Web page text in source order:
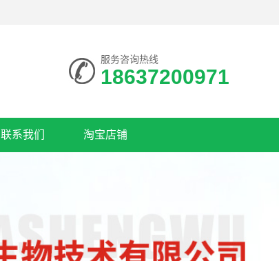
服务咨询热线
18637200971
联系我们 淘宝店铺